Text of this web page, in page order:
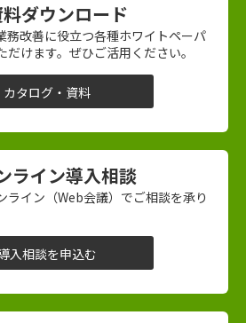
ダウンロード
務改善に役立つ各種ホワイトペーパ
けます。ぜひご活用ください。
カタログ・資料
ライン導入相談
ライン（Web会議）でご相談を承り
入相談を申込む